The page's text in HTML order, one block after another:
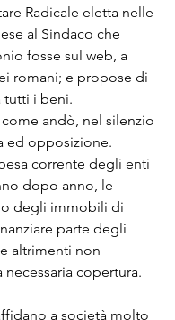
Radicale eletta nelle
al Sindaco che
fosse sul web, a
romani; e propose di
tutti i beni.
andò, nel silenzio
ed opposizione.
corrente degli enti
dopo anno, le
degli immobili di
parte degli
altrimenti non
copertura.
a società molto